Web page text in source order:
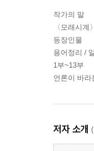
작가의 말
〈모래시
등장인물
용어정리 /
1부~13부
언론이 바라
저자 소개